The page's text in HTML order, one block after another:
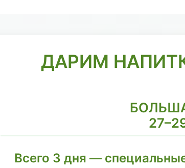
ДАРИМ
Всего 3 дня —